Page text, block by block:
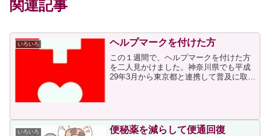
関連記事
いろいろ ヘルプマークを付けた方
この１週間で、ヘルプマークを付けた方
を二人見かけました。神奈川県でも平成
29年3月から東京都と連携して普及に取り
いろいろ 便秘薬を減らして便通回復